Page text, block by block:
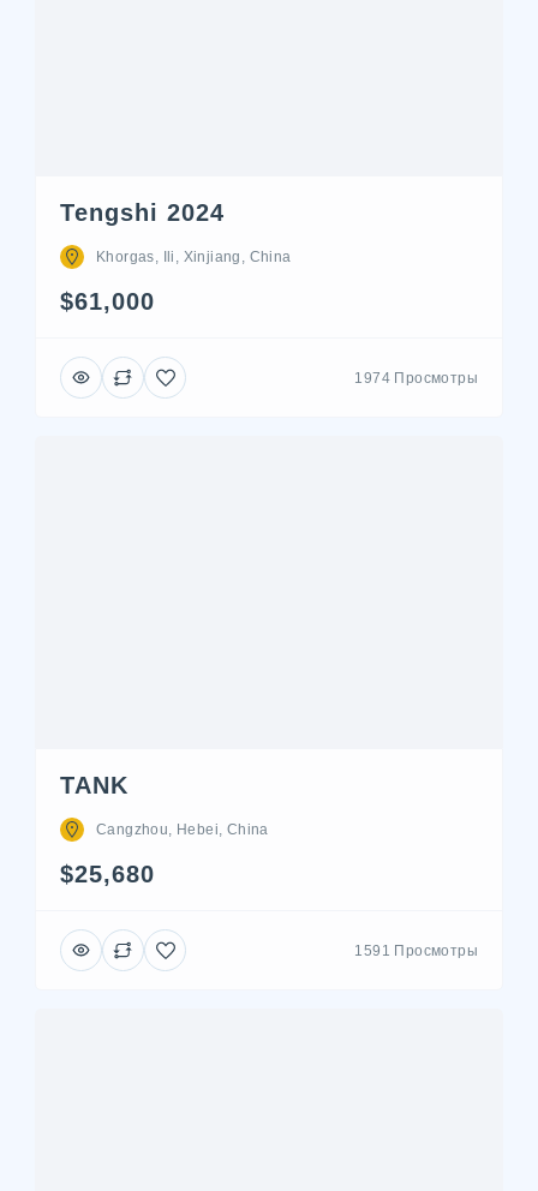
Tengshi 2024
Khorgas, Ili, Xinjiang, China
$61,000
1974 Просмотры
TANK
Cangzhou, Hebei, China
$25,680
1591 Просмотры